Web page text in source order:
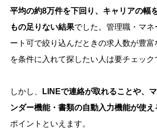
平均の約8万件を下回り、キャリアの幅
もの足りない結果でした。管理職・マ
ート可で絞り込んだときの求人数が豊富
を条件に入れて探したい人は要チェック
しかし、
LINEで連絡が取れることや、
ンダー機能・書類の自動入力機能が使え
ポイントといえます。